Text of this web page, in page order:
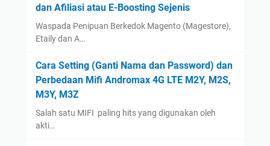
February(1)
January (1)
August(1)
January(13)
December
dan Afiliasi atau E-Boosting Sejenis
Waspada Penipuan Berkedok Magento (Magestore),
Etaily dan A…
Cara Setting (Ganti Nama dan Password) dan
Perbedaan Mifi Andromax 4G LTE M2Y, M2S,
M3Y, M3Z
Salah satu MIFI paling hits yang digunakan oleh
akti…